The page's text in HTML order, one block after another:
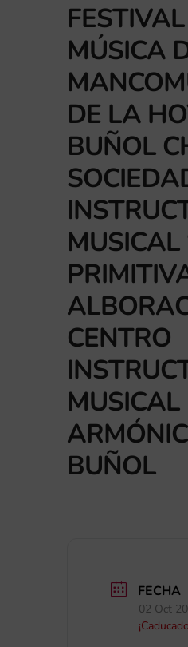
MÚSICA
DE LA
BUÑOL
MUSICAL
CENTRO
BUÑOL
FECHA
02 Oct